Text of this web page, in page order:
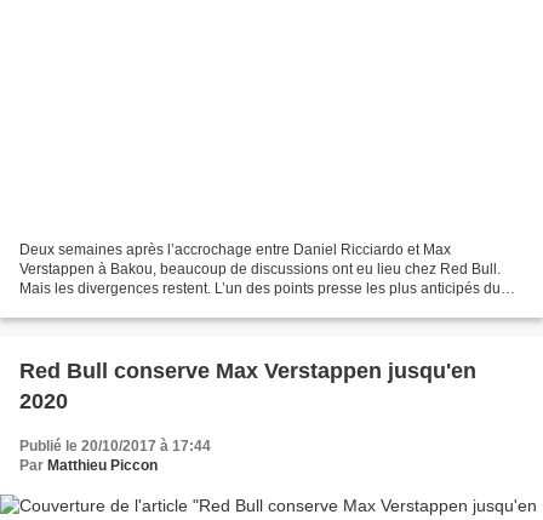
Deux semaines après l’accrochage entre Daniel Ricciardo et Max
Verstappen à Bakou, beaucoup de discussions ont eu lieu chez Red Bull.
Mais les divergences restent. L’un des points presse les plus anticipés du
Red Bull conserve Max Verstappen jusqu'en
2020
Publié le 20/10/2017 à 17:44
Par Matthieu Piccon